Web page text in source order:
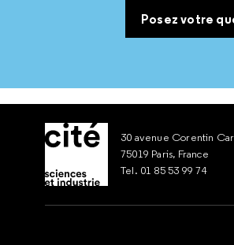
Posez votre
30 avenue Corentin
75019 Paris, France
Tel. 01 85 53 99 74